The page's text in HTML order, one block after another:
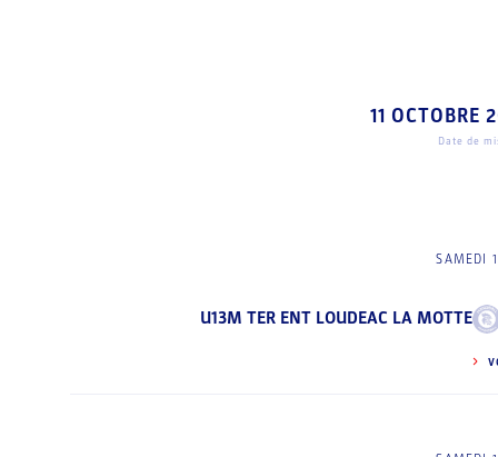
11 OCTOBRE
Date de
SAMEDI
U13M TER ENT LOUDEAC LA MOTTE